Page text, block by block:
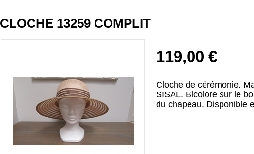
CLOCHE 13259 COMPLIT
119,00 €
Cloche de cérémonie.
SISAL. Bicolore sur le
du chapeau. Disponible